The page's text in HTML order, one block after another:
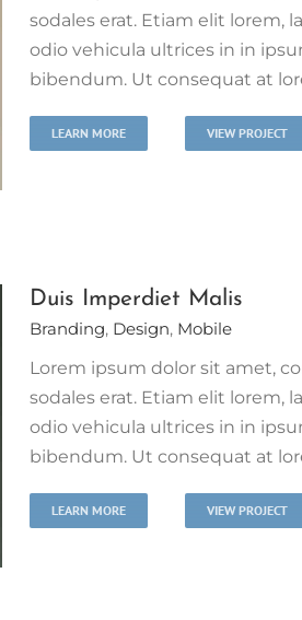
sodales erat. Etiam elit lorem,
odio vehicula ultrices in in
bibendum. Ut consequat at
LEARN MORE VIEW PROJECT
Duis Imperdiet Malis
Branding, Design, Mobile
Lorem ipsum dolor sit amet,
sodales erat. Etiam elit lorem,
odio vehicula ultrices in in
bibendum. Ut consequat at
LEARN MORE VIEW PROJECT